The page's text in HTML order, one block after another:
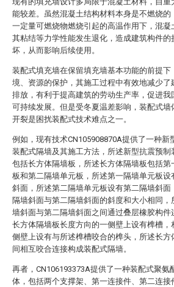
能较差。虽然混凝土结构材料本身是不燃烧的
一定量可燃烧物燃烧引起的高温作用下，混凝
其粘结等力学性能发生退化，造成建筑构件的
坏，从而影响后续使用。
装配式填充墙在保留填充墙基本功能的前提下
境、资源的保护，其施工过程中有效地减少了
排放，有利于提高建筑的劳动生产率，促进我
可持续发展。但是受冬夏温差影响，装配式墙
开裂是困扰装配式技术难点之一。
例如，现有技术CN105908870A提供了一种新
装配式隔墙及其施工方法，所述新型抗震预制
包括长方体隔墙板，所述长方体隔墙板包括第
板和第二隔墙单元板，所述第一隔墙单元板设
斜面，所述第二隔墙单元板设有第二隔墙斜面
隔墙斜面与第二隔墙斜面的斜度和大小相同，
墙斜面与第二隔墙斜面之间通过叠层橡胶构件
长方体隔墙板长度方向的一侧壁上设有榫槽，
侧壁上设有与所述榫槽咬合的榫头，所述长方
间相互咬合连接构成装配式隔墙。
再者，CN106193373A提供了一种装配式聚氨
体，包括两个支撑架、第一连接件、第二连接